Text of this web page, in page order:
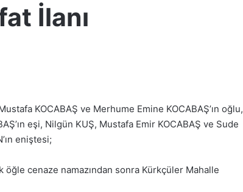
İlanı
KOCABAŞ ve Merhume Emine KOCABAŞ’ın oğlu,
eşi, Nilgün KUŞ, Mustafa Emir KOCABAŞ ve Sude
eniştesi;
öğle cenaze namazından sonra Kürkçüler Mahalle